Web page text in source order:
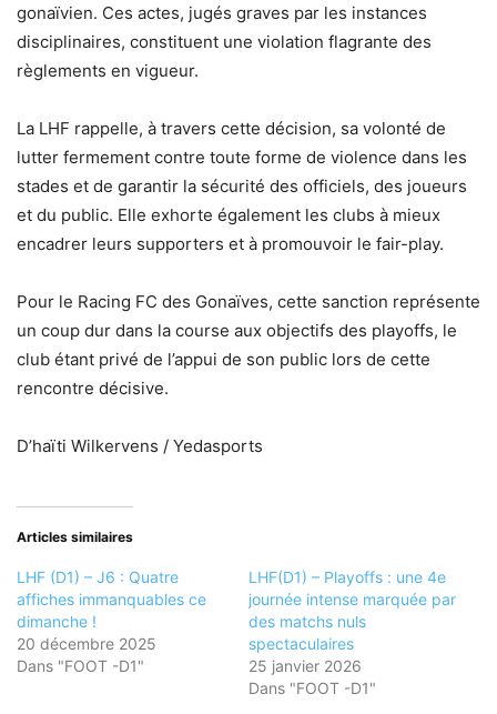
gonaïvien. Ces actes, jugés graves par les instances
disciplinaires, constituent une violation flagrante des
règlements en vigueur.
La LHF rappelle, à travers cette décision, sa volonté de
lutter fermement contre toute forme de violence dans les
stades et de garantir la sécurité des officiels, des joueurs
et du public. Elle exhorte également les clubs à mieux
encadrer leurs supporters et à promouvoir le fair-play.
Pour le Racing FC des Gonaïves, cette sanction représente
un coup dur dans la course aux objectifs des playoffs, le
club étant privé de l’appui de son public lors de cette
rencontre décisive.
D’haïti Wilkervens / Yedasports
Articles similaires
LHF (D1) – J6 : Quatre
affiches immanquables ce
dimanche !
20 décembre 2025
Dans "FOOT -D1"
LHF(D1) – Playoffs : une 4e
journée intense marquée par
des matchs nuls
spectaculaires
25 janvier 2026
Dans "FOOT -D1"